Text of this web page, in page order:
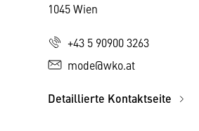
1045 Wien
+43 5 90900 3263
mode@wko.at
Detaillierte Kontaktseite